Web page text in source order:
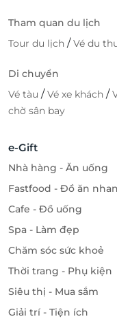
Tham quan du lịch
Tour du lịch /Vé du
Di chuyển
Vé tàu /Vé xe khách /
chờ sân bay
e-Gift
Nhà hàng - Ăn uống
Fastfood - Đồ ăn
Cafe - Đồ uống
Spa - Làm đẹp
Chăm sóc sức khoẻ
Thời trang - Phụ kiện
Siêu thị - Mua sắm
Giải trí - Tiện ích